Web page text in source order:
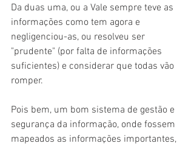
Da duas uma, ou a Vale sempre teve as
informações como tem agora e
negligenciou-as, ou resolveu ser
"prudente" (por falta de informações
suficientes) e considerar que todas vão
romper.
Pois bem, um bom sistema de gestão e
segurança da informação, onde fossem
mapeados as informações importantes,